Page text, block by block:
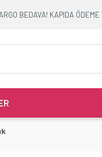
BEDAVA! KAPIDA